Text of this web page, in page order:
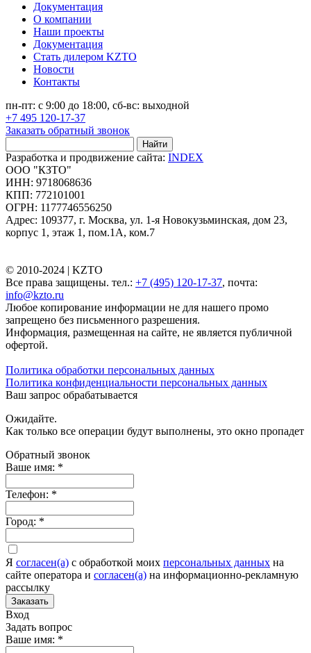
Документация
О компании
Наши проекты
Документация
Стать дилером KZTO
Новости
Контакты
пн-пт: с 9:00 до 18:00, сб-вс: выходной
+7 495 120-17-37
Заказать обратный звонок
Найти
Разработка и продвижение сайта: INDEX
ООО "КЗТО"
ИНН: 9718068636
КПП: 772101001
ОГРН: 1177746556250
Адрес: 109377, г. Москва, ул. 1-я Новокузьминская, дом 23,
корпус 1, этаж 1, пом.1А, ком.7
© 2010-2024 | KZTO
Все права защищены. тел.: +7 (495) 120-17-37, почта:
info@kzto.ru
Любое копирование информации не для нашего промо
запрещено без письменного разрешения.
Информация, размещенная на сайте, не является публичной
офертой.
Политика обработки персональных данных
Политика конфиденциальности персональных данных
Ваш запрос обрабатывается
Ожидайте.
Как только все операции будут выполнены, это окно пропадет
Обратный звонок
Ваше имя: *
Телефон: *
Город: *
Я согласен(а) c обработкой моих персональных данных на
сайте оператора и согласен(а) на информационно-рекламную
рассылку
Заказать
Вход
Задать вопрос
Ваше имя: *